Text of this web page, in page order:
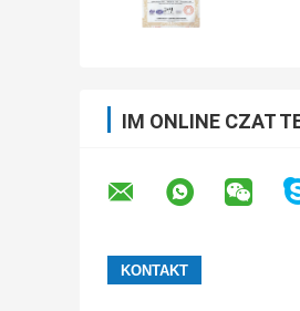
IM ONLINE CZAT